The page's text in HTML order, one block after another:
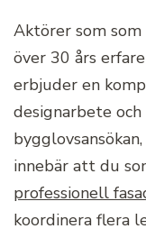
Aktörer som
över 30 års
erbjuder en
designarbete
innebär att du
professionell
koordinera flera